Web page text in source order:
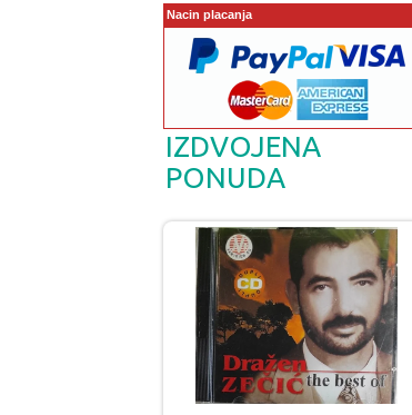
Nacin placanja
IZDVOJENA
PONUDA